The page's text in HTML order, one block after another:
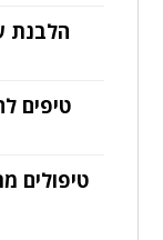
הלבנת
טיפים
טיפולים